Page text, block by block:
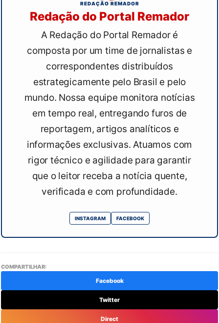
REDAÇÃO REMADOR
Redação do Portal Remador
A Redação do Portal Remador é
composta por um time de jornalistas e
correspondentes distribuídos
estrategicamente pelo Brasil e pelo
mundo. Nossa equipe monitora notícias
em tempo real, entregando furos de
reportagem, artigos analíticos e
informações exclusivas. Atuamos com
rigor técnico e agilidade para garantir
que o leitor receba a notícia quente,
verificada e com profundidade.
INSTAGRAM FACEBOOK
COMPARTILHAR:
Facebook
Twitter
Direct